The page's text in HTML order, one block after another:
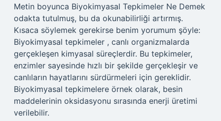
Metin boyunca Biyokimyasal Tepkimeler Ne Demek
odakta tutulmuş, bu da okunabilirliği artırmış.
Kısaca söylemek gerekirse benim yorumum şöyle:
Biyokimyasal tepkimeler , canlı organizmalarda
gerçekleşen kimyasal süreçlerdir. Bu tepkimeler,
enzimler sayesinde hızlı bir şekilde gerçekleşir ve
canlıların hayatlarını sürdürmeleri için gereklidir.
Biyokimyasal tepkimelere örnek olarak, besin
maddelerinin oksidasyonu sırasında enerji üretimi
verilebilir.